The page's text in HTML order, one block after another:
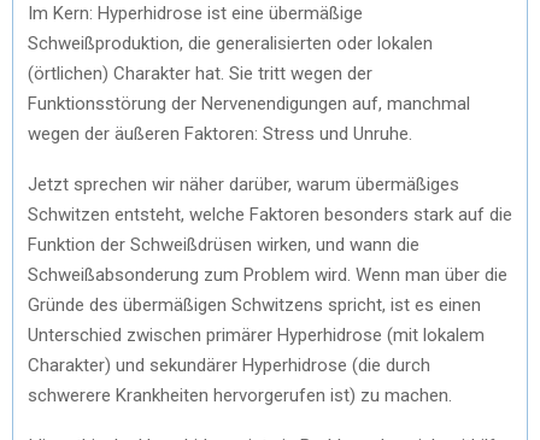
Im Kern: Hyperhidrose ist eine übermäßige
Schweißproduktion, die generalisierten oder lokalen
(örtlichen) Charakter hat. Sie tritt wegen der
Funktionsstörung der Nervenendigungen auf, manchmal
wegen der äußeren Faktoren: Stress und Unruhe.
Jetzt sprechen wir näher darüber, warum übermäßiges
Schwitzen entsteht, welche Faktoren besonders stark auf die
Funktion der Schweißdrüsen wirken, und wann die
Schweißabsonderung zum Problem wird. Wenn man über die
Gründe des übermäßigen Schwitzens spricht, ist es einen
Unterschied zwischen primärer Hyperhidrose (mit lokalem
Charakter) und sekundärer Hyperhidrose (die durch
schwerere Krankheiten hervorgerufen ist) zu machen.